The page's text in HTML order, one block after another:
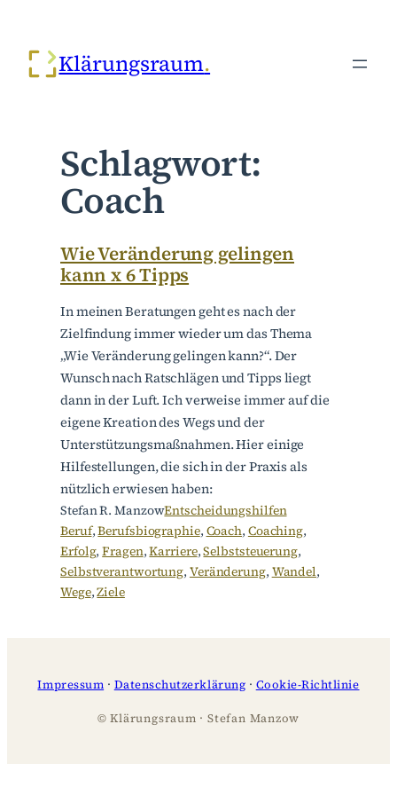
springenKlärungsraum
Schlagwort:
Coach
Wie Veränderung gelingen
kann x 6 Tipps
In meinen Beratungen geht es nach der
Zielfindung immer wieder um das Thema
„Wie Veränderung gelingen kann?“. Der
Wunsch nach Ratschlägen und Tipps liegt
dann in der Luft. Ich verweise immer auf die
eigene Kreation des Wegs und der
Unterstützungsmaßnahmen. Hier einige
Hilfestellungen, die sich in der Praxis als
nützlich erwiesen haben:
Stefan R. ManzowEntscheidungshilfen
Beruf, Berufsbiographie, Coach, Coaching
Erfolg, Fragen, Karriere, Selbststeuerung
Selbstverantwortung, Veränderung, Wandel
Wege, Ziele
Impressum · Datenschutzerklärung · Cookie-Richtlinie
© Klärungsraum · Stefan Manzow